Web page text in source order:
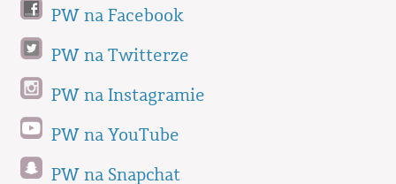
PW na Facebook
PW na Twitterze
PW na Instagramie
PW na YouTube
PW na Snapchat